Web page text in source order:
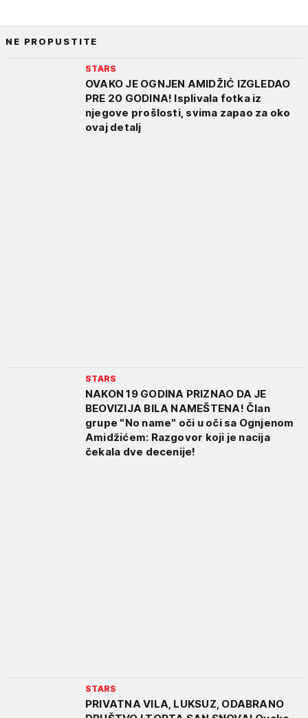
NE PROPUSTITE
STARS
OVAKO JE OGNJEN AMIDŽIĆ IZGLEDAO
PRE 20 GODINA! Isplivala fotka iz
njegove prošlosti, svima zapao za oko
ovaj detalj
STARS
NAKON 19 GODINA PRIZNAO DA JE
BEOVIZIJA BILA NAMEŠTENA! Član
grupe "No name" oči u oči sa Ognjenom
Amidžićem: Razgovor koji je nacija
čekala dve decenije!
STARS
PRIVATNA VILA, LUKSUZ, ODABRANO